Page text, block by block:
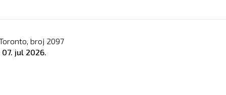
broj 2097
07. jul 2026.